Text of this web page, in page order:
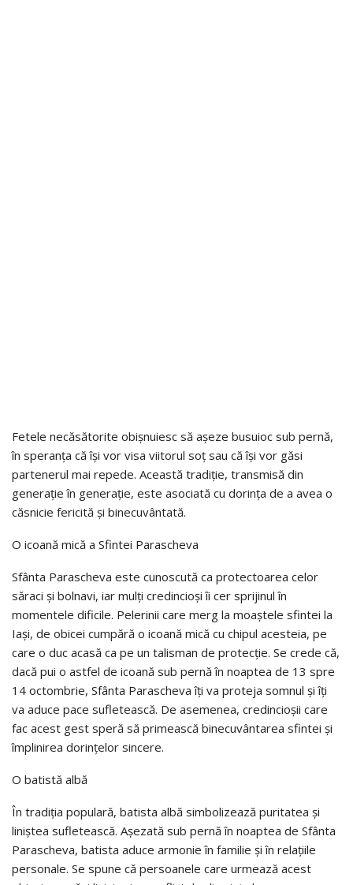
Fetele necăsătorite obișnuiesc să așeze busuioc sub pernă,
în speranța că își vor visa viitorul soț sau că își vor găsi
partenerul mai repede. Această tradiție, transmisă din
generație în generație, este asociată cu dorința de a avea o
căsnicie fericită și binecuvântată.
O icoană mică a Sfintei Parascheva
Sfânta Parascheva este cunoscută ca protectoarea celor
săraci și bolnavi, iar mulți credincioși îi cer sprijinul în
momentele dificile. Pelerinii care merg la moaștele sfintei la
Iași, de obicei cumpără o icoană mică cu chipul acesteia, pe
care o duc acasă ca pe un talisman de protecție. Se crede că,
dacă pui o astfel de icoană sub pernă în noaptea de 13 spre
14 octombrie, Sfânta Parascheva îți va proteja somnul și îți
va aduce pace sufletească. De asemenea, credincioșii care
fac acest gest speră să primească binecuvântarea sfintei și
împlinirea dorințelor sincere.
O batistă albă
În tradiția populară, batista albă simbolizează puritatea și
liniștea sufletească. Așezată sub pernă în noaptea de Sfânta
Parascheva, batista aduce armonie în familie și în relațiile
personale. Se spune că persoanele care urmează acest